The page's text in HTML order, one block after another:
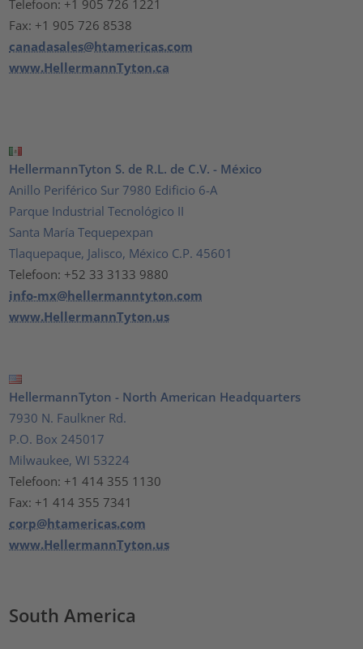
Telefoon: +1 905 726 1221
Fax: +1 905 726 8538
canadasales@htamericas.com
www.HellermannTyton.ca
HellermannTyton S. de R.L. de C.V. - México
Anillo Periférico Sur 7980 Edificio 6-A
Parque Industrial Tecnológico II
Santa María Tequepexpan
Tlaquepaque, Jalisco, México C.P. 45601
Telefoon: +52 33 3133 9880
info-mx@hellermanntyton.com
www.HellermannTyton.us
HellermannTyton - North American Headquarters
7930 N. Faulkner Rd.
P.O. Box 245017
Milwaukee, WI 53224
Telefoon: +1 414 355 1130
Fax: +1 414 355 7341
corp@htamericas.com
www.HellermannTyton.us
South America